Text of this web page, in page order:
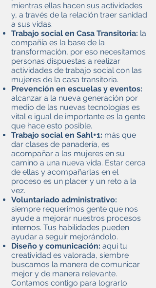
mientras ellas hacen sus actividades
y, a través de la relación traer sanidad
a sus vidas.
Trabajo social en Casa Transitoria: la
compañía es la base de la
transformación, por eso necesitamos
personas dispuestas a realizar
actividades de trabajo social con las
mujeres de la casa transitoria.
Prevención en escuelas y eventos:
alcanzar a la nueva generación por
medio de las nuevas tecnologías es
vital e igual de importante es la gente
que hace esto posible.
Trabajo social en Sahl+1: más que
dar clases de panadería, es
acompañar a las mujeres en su
camino a una nueva vida. Estar cerca
de ellas y acompañarlas en el
proceso es un placer y un reto a la
vez.
Voluntariado administrativo:
siempre requerimos gente que nos
ayude a mejorar nuestros procesos
internos. Tus habilidades pueden
ayudar a seguir mejorándolo.
Diseño y comunicación: aquí tu
creatividad es valorada, siembre
buscamos la manera de comunicar
mejor y de manera relevante.
Contamos contigo para lograrlo.